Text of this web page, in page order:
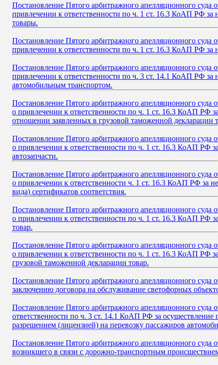
Постановление Пятого арбитражного апелляционного
привлечении к ответственности по ч. 1 ст. 16.3 КоАП РФ за
товары.
Постановление Пятого арбитражного апелляционного
привлечении к ответственности по ч. 1 ст. 16.3 КоАП РФ за
Постановление Пятого арбитражного апелляционного
привлечении к ответственности по ч. 3 ст. 14.1 КоАП РФ
автомобильным транспортом.
Постановление Пятого арбитражного апелляционного
о привлечении к ответственности по ч. 1 ст. 16.3 КоАП РФ
отношении заявленных в грузовой таможенной декларации
Постановление Пятого арбитражного апелляционного
о привлечении к ответственности по ч. 1 ст. 16.3 КоАП РФ
автозапчасти.
Постановление Пятого арбитражного апелляционного
о привлечении к ответственности ч. 1 ст. 16.3 КоАП РФ за
вида) сертификатов соответствия.
Постановление Пятого арбитражного апелляционного
о привлечении к ответственности по ч. 1 ст. 16.3 КоАП РФ
товар.
Постановление Пятого арбитражного апелляционного
о привлечении к ответственности по ч. 1 ст. 16.3 КоАП РФ
грузовой таможенной декларации товар.
Постановление Пятого арбитражного апелляционного
заключению договора на обслуживание светофорных
Постановление Пятого арбитражного апелляционного
ответственности по ч. 3 ст. 14.1 КоАП РФ за
разрешением (лицензией) на перевозку пассажиров
Постановление Пятого арбитражного апелляционного
возникшего в связи с дорожно-транспортным